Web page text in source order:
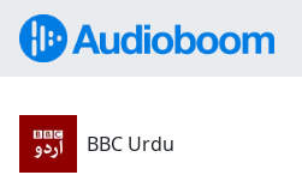
BBC Urdu